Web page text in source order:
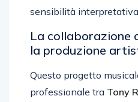
sensibilità
La collaborazione
la produzione
Questo progetto
professionale tra Tony